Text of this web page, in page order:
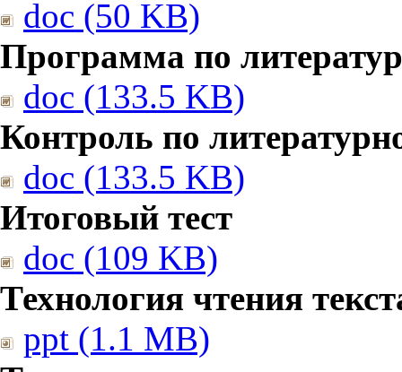
doc (50 KB)
Программа по
doc (133.5 KB)
Контроль по
doc (133.5 KB)
Итоговый тест
doc (109 KB)
Технология чтения
ppt (1.1 MB)